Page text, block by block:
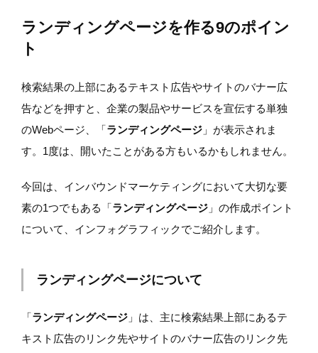
ランディングページを作る9のポイン
ト
検索結果の上部にあるテキスト広告やサイトのバナー広
告などを押すと、企業の製品やサービスを宣伝する単独
のWebページ、「 ランディングページ 」が表示されま
す。1度は、開いたことがある方もいるかもしれません。
今回は、インバウンドマーケティングにおいて大切な要
素の1つでもある「 ランディングページ 」の作成ポイント
について、インフォグラフィックでご紹介します。
ランディングページについて
「 ランディングページ 」は、主に検索結果上部にあるテ
キスト広告のリンク先やサイトのバナー広告のリンク先